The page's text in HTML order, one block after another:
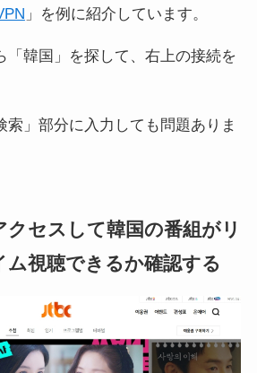
」を例に紹介しています。
「韓国」を探して、右上の接続を
索」部分に入力しても問題ありま
クセスして韓国の番組がリ
ム視聴できるか確認する